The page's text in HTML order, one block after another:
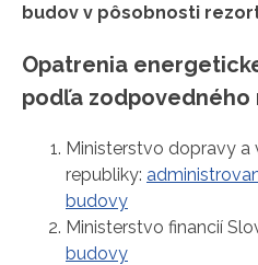
budov v pôsobnosti
Opatrenia
podľa zodpovedného
Ministerstvo dopravy a
republiky:
budovy
Ministerstvo financií
budovy